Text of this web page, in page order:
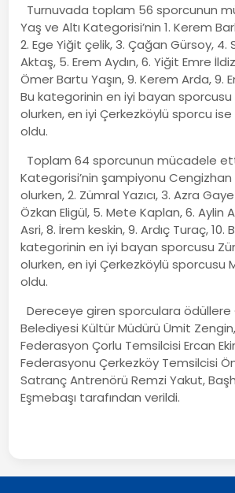
Turnuvada toplam 56 sporcunun
Yaş ve Altı Kategorisi’nin 1. Kerem
2. Ege Yiğit çelik, 3. Çağan Gürsoy, 4.
Aktaş, 5. Erem Aydın, 6. Yiğit Emre
Ömer Bartu Yaşın, 9. Kerem Arda, 9.
Bu kategorinin en iyi bayan sporcusu
olurken, en iyi Çerkezköylü sporcu
oldu.
Toplam 64 sporcunun mücadele
Kategorisi’nin şampiyonu
olurken, 2. Zümral Yazıcı, 3. Azra
Özkan Eligül, 5. Mete Kaplan, 6. Aylin
Asri, 8. İrem keskin, 9. Ardıç Turaç, 10.
kategorinin en iyi bayan sporcusu
olurken, en iyi Çerkezköylü sporcusu
oldu.
Dereceye giren sporculara ödüllere
Belediyesi Kültür Müdürü Ümit
Federasyon Çorlu Temsilcisi Ercan
Federasyonu Çerkezköy Temsilcisi
Satranç Antrenörü Remzi Yakut,
Eşmebaşı tarafından verildi.